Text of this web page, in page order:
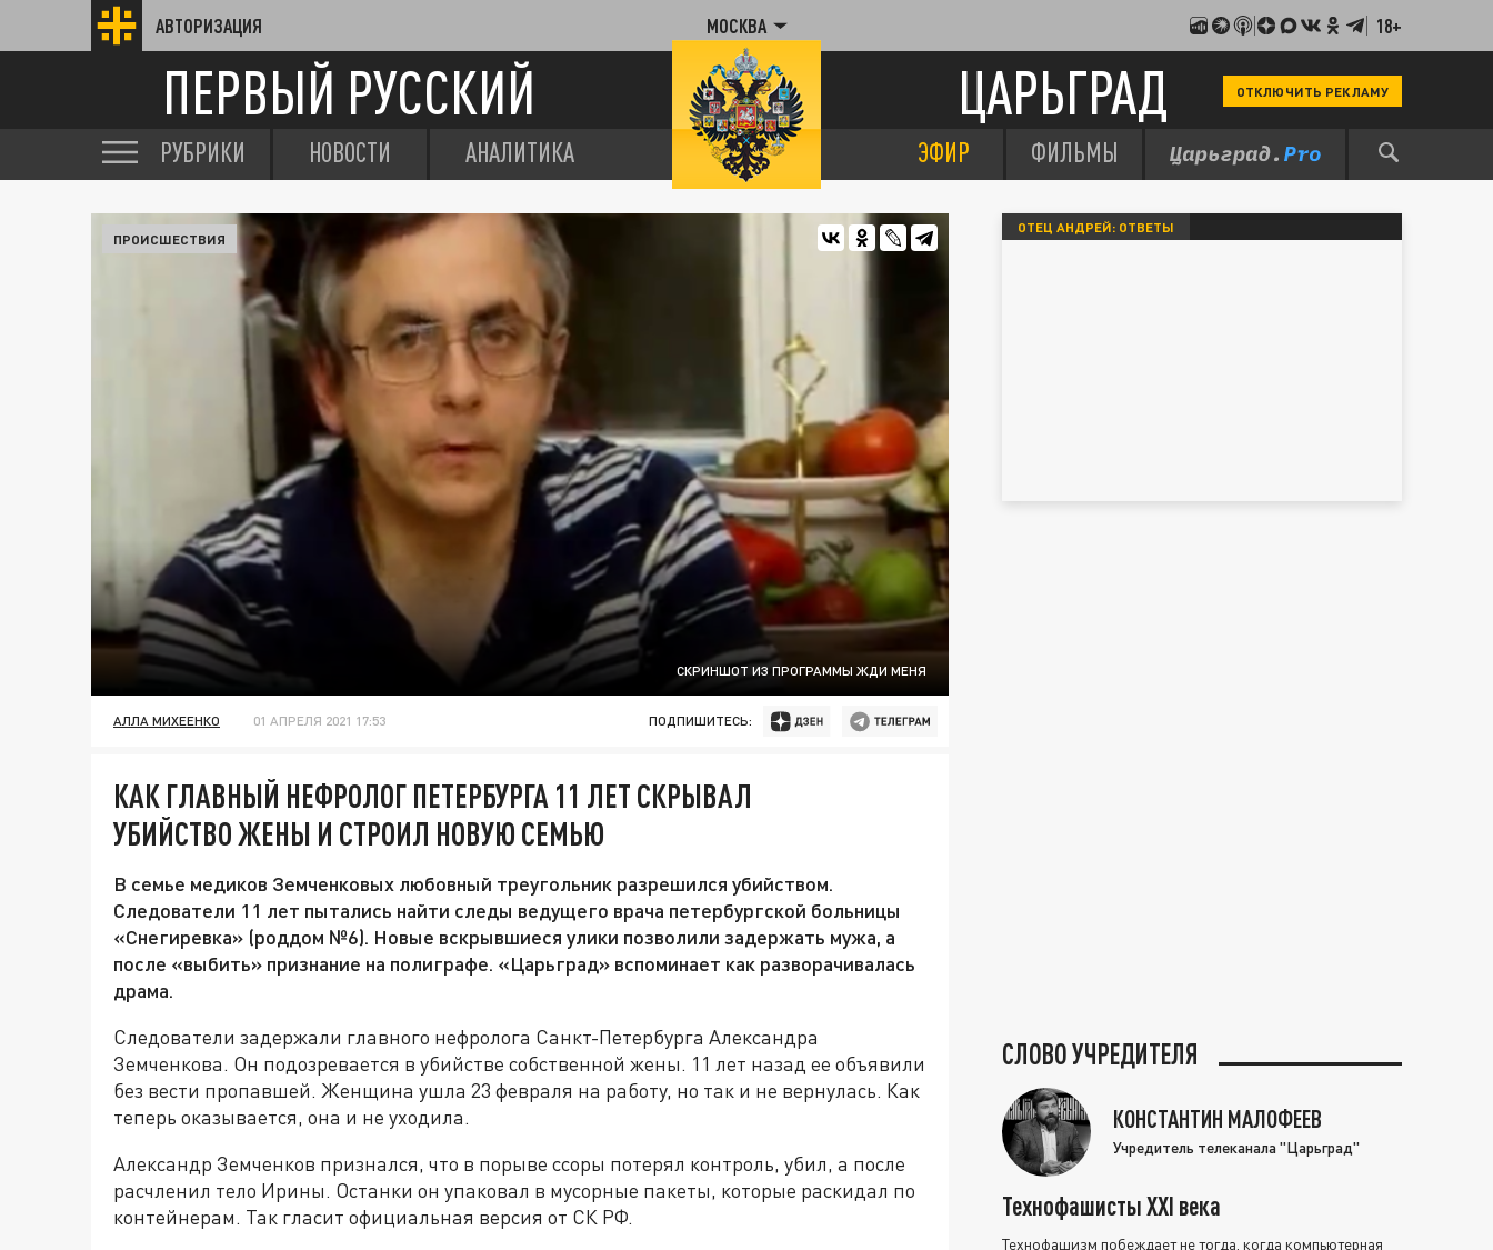
АВТОРИЗАЦИЯ МОСКВА 18+
ПЕРВЫЙ РУССКИЙ ЦАРЬГРАД ОТКЛЮЧИТЬ РЕКЛАМУ
РУБРИКИ НОВОСТИ АНАЛИТИКА ЭФИР ФИЛЬМЫ
СКРИНШОТ ИЗ ПРОГРАММЫ ЖДИ МЕНЯ
ПРОИСШЕСТВИЯ
АЛЛА МИХЕЕНКО 01 АПРЕЛЯ 2021 17:53 ПОДПИШИТЕСЬ:
КАК ГЛАВНЫЙ НЕФРОЛОГ ПЕТЕРБУРГА 11 ЛЕТ СКРЫВАЛ
УБИЙСТВО ЖЕНЫ И СТРОИЛ НОВУЮ СЕМЬЮ
В семье медиков Земченковых любовный треугольник разрешился убийством.
Следователи 11 лет пытались найти следы ведущего врача петербургской больницы
«Снегиревка» (роддом №6). Новые вскрывшиеся улики позволили задержать мужа, а
после «выбить» признание на полиграфе. «Царьград» вспоминает как разворачивалась
драма.
Следователи задержали главного нефролога Санкт-Петербурга Александра
Земченкова. Он подозревается в убийстве собственной жены. 11 лет назад ее объявили
без вести пропавшей. Женщина ушла 23 февраля на работу, но так и не вернулась. Как
теперь оказывается, она и не уходила.
Александр Земченков признался, что в порыве ссоры потерял контроль, убил, а после
расчленил тело Ирины. Останки он упаковал в мусорные пакеты, которые раскидал по
контейнерам. Так гласит официальная версия от СК РФ.
ОТЕЦ АНДРЕЙ: ОТВЕТЫ
СЛОВО УЧРЕДИТЕЛЯ
КОНСТАНТИН МАЛОФЕЕВ
Учредитель телеканала "Царьград"
Технофашисты XXI века
Технофашизм побеждает не тогда, когда компьютерная